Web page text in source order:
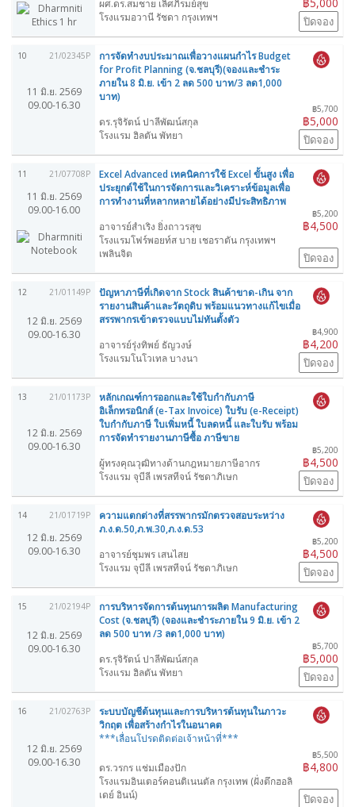
ผศ.ดร.สมชาย เลิศภิรมย์สุข
โรงแรมอวานี รัชดา กรุงเทพฯ
ปิดจอง
10 21/02345P
11 มิ.ย. 2569
09.00-16.30
การจัดทำงบประมาณเพื่อวางแผนกำไร Budget
for Profit Planning (จ.ชลบุรี)(จองและชำระ
ภายใน 8 มิ.ย. เข้า 2 ลด 500 บาท/3 ลด1,000
บาท)
฿5,700
฿5,000
ดร.รุจิรัตน์ ปาลีพัฒน์สกุล
โรงแรม ฮิลตัน พัทยา
ปิดจอง
11 21/07708P
11 มิ.ย. 2569
09.00-16.00
Excel Advanced เทคนิคการใช้ Excel ขั้นสูง เพื่อ
ประยุกต์ใช้ในการจัดการและวิเคราะห์ข้อมูลเพื่อ
การทำงานที่หลากหลายได้อย่างมีประสิทธิภาพ
฿5,200
฿4,500
อาจารย์สำเริง ยิ่งถาวรสุข
โรงแรมโฟร์พอยท์ส บาย เชอราตัน กรุงเทพฯ
เพลินจิต
ปิดจอง
12 21/01149P
12 มิ.ย. 2569
09.00-16.30
ปัญหาภาษีที่เกิดจาก Stock สินค้าขาด-เกิน จาก
รายงานสินค้าและวัตถุดิบ พร้อมแนวทางแก้ไขเมื่อ
สรรพากรเข้าตรวจแบบไม่ทันตั้งตัว
฿4,900
฿4,200
อาจารย์รุ่งทิพย์ ธัญวงษ์
โรงแรมโนโวเทล บางนา
ปิดจอง
13 21/01173P
12 มิ.ย. 2569
09.00-16.30
หลักเกณฑ์การออกและใช้ใบกำกับภาษี
อิเล็กทรอนิกส์ (e-Tax Invoice) ใบรับ (e-Receipt)
ใบกำกับภาษี ใบเพิ่มหนี้ ใบลดหนี้ และใบรับ พร้อม
การจัดทำรายงานภาษีซื้อ ภาษีขาย
฿5,200
฿4,500
ผู้ทรงคุณวุฒิทางด้านกฎหมายภาษีอากร
โรงแรม จุบีลี เพรสทีจน์ รัชดาภิเษก
ปิดจอง
14 21/01719P
12 มิ.ย. 2569
09.00-16.30
ความแตกต่างที่สรรพากรมักตรวจสอบระหว่าง
ภ.ง.ด.50,ภ.พ.30,ภ.ง.ด.53
฿5,200
฿4,500
อาจารย์ชุมพร เสนไสย
โรงแรม จุบีลี เพรสทีจน์ รัชดาภิเษก
ปิดจอง
15 21/02194P
12 มิ.ย. 2569
09.00-16.30
การบริหารจัดการต้นทุนการผลิต Manufacturing
Cost (จ.ชลบุรี) (จองและชำระภายใน 9 มิ.ย. เข้า 2
ลด 500 บาท /3 ลด1,000 บาท)
฿5,700
฿5,000
ดร.รุจิรัตน์ ปาลีพัฒน์สกุล
โรงแรม ฮิลตัน พัทยา
ปิดจอง
16 21/02763P
12 มิ.ย. 2569
09.00-16.30
ระบบบัญชีต้นทุนและการบริหารต้นทุนในภาวะ
วิกฤต เพื่อสร้างกำไรในอนาคต
***เลื่อนโปรดติดต่อเจ้าหน้าที่***
฿5,500
฿4,800
ดร.วรกร แช่มเมืองปัก
โรงแรมอินเตอร์คอนติเนนตัล กรุงเทพ (ฝั่งตึกฮอลิ
เดย์ อินน์)
ปิดจอง